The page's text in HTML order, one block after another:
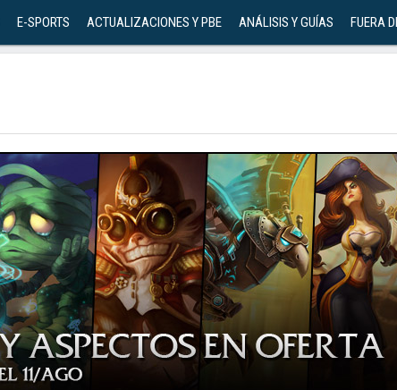
E-SPORTS ACTUALIZACIONES Y PBE ANÁLISIS Y GUÍAS FUERA